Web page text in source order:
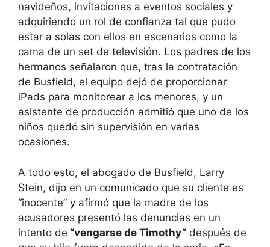
navideños, invitaciones a eventos sociales y
adquiriendo un rol de confianza tal que pudo
estar a solas con ellos en escenarios como la
cama de un set de televisión. Los padres de los
hermanos señalaron que, tras la contratación
de Busfield, el equipo dejó de proporcionar
iPads para monitorear a los menores, y un
asistente de producción admitió que uno de los
niños quedó sin supervisión en varias
ocasiones.
A todo esto, el abogado de Busfield, Larry
Stein, dijo en un comunicado que su cliente es
“inocente” y afirmó que la madre de los
acusadores presentó las denuncias en un
intento de “vengarse de Timothy” después de